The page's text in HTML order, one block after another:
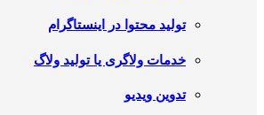
تولید محتوا در اینستاگرام
خدمات ولاگری یا تولید ولاگ
تدوین ویدیو